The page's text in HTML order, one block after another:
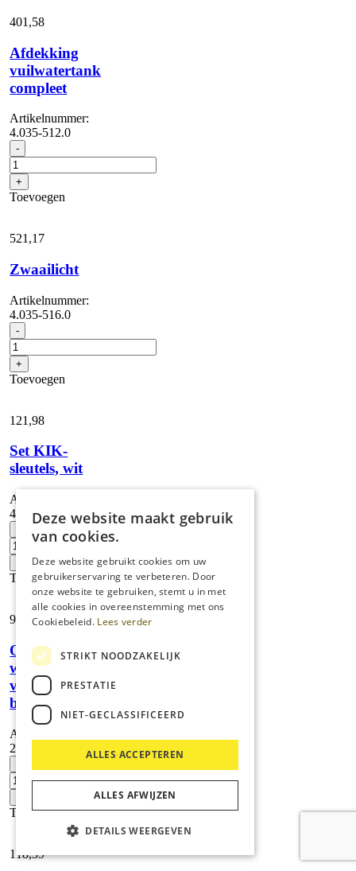
401,58
Afdekking
vuilwatertank
compleet
Artikelnummer:
4.035-512.0
- Afdekking
vuilwatertank
compleet
aantal
+
Toevoegen
521,17
Zwaailicht
Artikelnummer:
4.035-516.0
- Zwaailicht
aantal
+
Toevoegen
121,98
Set KIK-
sleutels, wit
Artikelnummer:
4.035-064.0
Set
KIK-
sleutels,
aantal
Toevoegen
949,48
Ombouwset
wisserstrippen
voor
borstelkop
Artikelnummer:
2.763-031.0
Ombouwset
Toevoegen
118,39
Deze website maakt gebruik
van cookies.
Deze website gebruikt cookies om uw
gebruikerservaring te verbeteren. Door
onze website te gebruiken, stemt u in met
alle cookies in overeenstemming met ons
Cookiebeleid. Lees verder
STRIKT NOODZAKELIJK
PRESTATIE
NIET-GECLASSIFICEERD
ALLES ACCEPTEREN
ALLES AFWIJZEN
DETAILS WEERGEVEN